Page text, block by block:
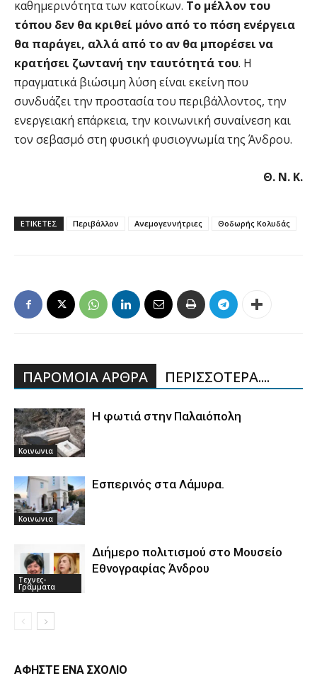
καθημερινότητα των κατοίκων. Το μέλλον του
τόπου δεν θα κριθεί μόνο από το πόση ενέργεια
θα παράγει, αλλά από το αν θα μπορέσει να
κρατήσει ζωντανή την ταυτότητά του. Η
πραγματικά βιώσιμη λύση είναι εκείνη που
συνδυάζει την προστασία του περιβάλλοντος, την
ενεργειακή επάρκεια, την κοινωνική συναίνεση και
τον σεβασμό στη φυσική φυσιογνωμία της Άνδρου.
Θ. Ν. Κ.
ΕΤΙΚΕΤΕΣ Περιβάλλον Ανεμογεννήτριες Θοδωρής Κολυδάς
ΠΑΡΟΜΟΙΑ ΑΡΘΡΑ ΠΕΡΙΣΣΟΤΕΡΑ....
Κοινωνια
Η φωτιά στην Παλαιόπολη
Κοινωνια
Εσπερινός στα Λάμυρα.
Τεχνες-
Γραμματα
Διήμερο πολιτισμού στο Μουσείο
Εθνογραφίας Άνδρου
ΑΦΗΣΤΕ ΕΝΑ ΣΧΟΛΙΟ